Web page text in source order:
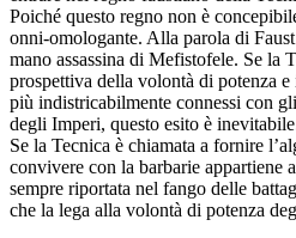
Poiché questo regno non è
onni-omologante. Alla parola di Faust
mano assassina di Mefistofele. Se la
prospettiva della volontà di potenza e
più indistricabilmente connessi con
degli Imperi, questo esito è
Se la Tecnica è chiamata a fornire
convivere con la barbarie appartiene
sempre riportata nel fango delle
che la lega alla volontà di potenza